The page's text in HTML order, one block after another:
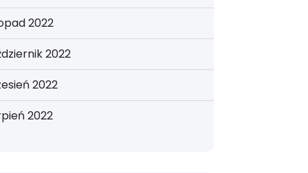
2022
2022
2022
2022